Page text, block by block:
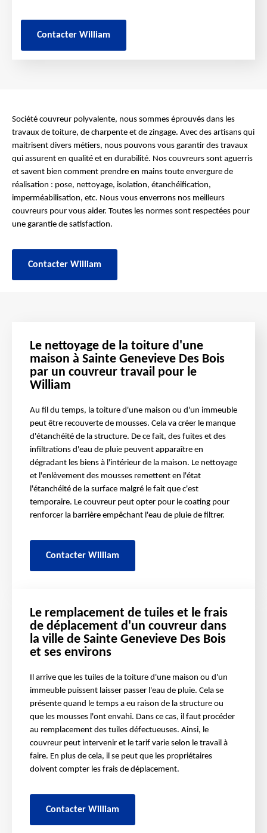
Contacter William
Société couvreur polyvalente, nous sommes éprouvés dans les
travaux de toiture, de charpente et de zingage. Avec des artisans qui
maitrisent divers métiers, nous pouvons vous garantir des travaux
qui assurent en qualité et en durabilité. Nos couvreurs sont aguerris
et savent bien comment prendre en mains toute envergure de
réalisation : pose, nettoyage, isolation, étanchéification,
imperméabilisation, etc. Nous vous enverrons nos meilleurs
couvreurs pour vous aider. Toutes les normes sont respectées pour
une garantie de satisfaction.
Contacter William
Le nettoyage de la toiture d'une
maison à Sainte Genevieve Des Bois
par un couvreur travail pour le
William
Au fil du temps, la toiture d'une maison ou d'un immeuble
peut être recouverte de mousses. Cela va créer le manque
d'étanchéité de la structure. De ce fait, des fuites et des
infiltrations d'eau de pluie peuvent apparaître en
dégradant les biens à l'intérieur de la maison. Le nettoyage
et l'enlèvement des mousses remettent en l'état
l'étanchéité de la surface malgré le fait que c'est
temporaire. Le couvreur peut opter pour le coating pour
renforcer la barrière empêchant l'eau de pluie de filtrer.
Contacter William
Le remplacement de tuiles et le frais
de déplacement d'un couvreur dans
la ville de Sainte Genevieve Des Bois
et ses environs
Il arrive que les tuiles de la toiture d'une maison ou d'un
immeuble puissent laisser passer l'eau de pluie. Cela se
présente quand le temps a eu raison de la structure ou
que les mousses l'ont envahi. Dans ce cas, il faut procéder
au remplacement des tuiles défectueuses. Ainsi, le
couvreur peut intervenir et le tarif varie selon le travail à
faire. En plus de cela, il se peut que les propriétaires
doivent compter les frais de déplacement.
Contacter William